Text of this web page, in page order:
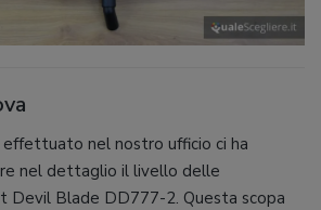
effettuato nel nostro ufficio ci ha
nel dettaglio il livello delle
Devil Blade DD777-2. Questa scopa